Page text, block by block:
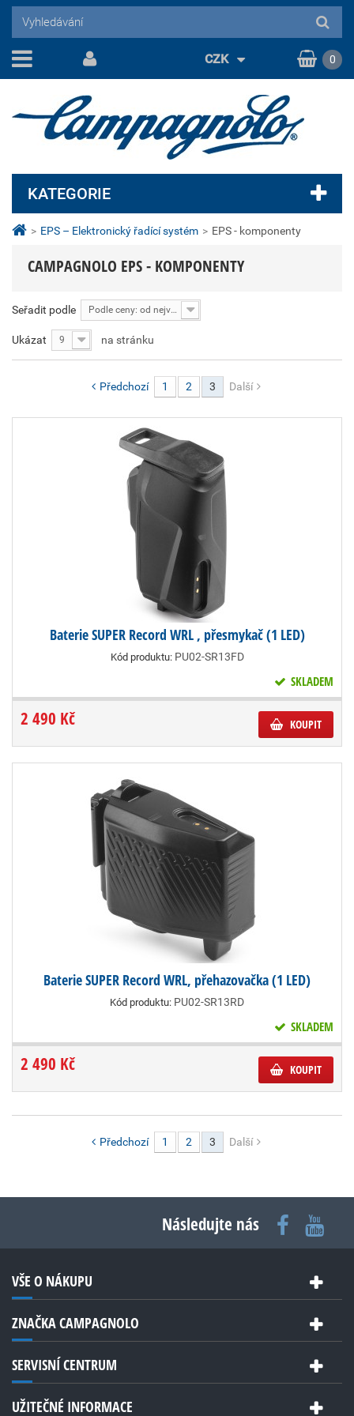
> EPS – Elektronický řadící systém > EPS - komponenty
CAMPAGNOLO EPS - KOMPONENTY
Seřadit podle Podle ceny: od nejvyšší
Ukázat 9 na stránku
Předchozí 1 2 3 Další
Baterie SUPER Record WRL , přesmykač (1 LED)
Kód produktu: PU02-SR13FD
SKLADEM
2 490 Kč KOUPIT
Baterie SUPER Record WRL, přehazovačka (1 LED)
Kód produktu: PU02-SR13RD
SKLADEM
2 490 Kč KOUPIT
Předchozí 1 2 3 Další
KATEGORIE
CZK 0
Následujte nás
VŠE O NÁKUPU
ZNAČKA CAMPAGNOLO
SERVISNÍ CENTRUM
UŽITEČNÉ INFORMACE